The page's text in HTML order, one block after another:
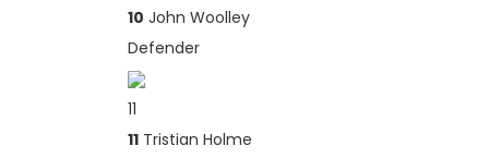
10 John Woolley
Defender
11
11 Tristian Holme